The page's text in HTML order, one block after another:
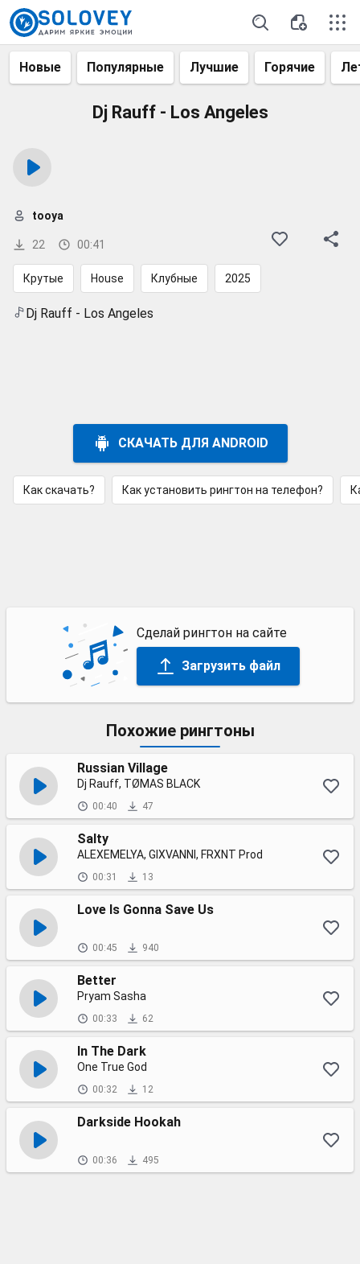
Новые Популярные Лучшие Горячие
Dj Rauff - Los Angeles
22 00:41
tooya
Крутые House Клубные 2025
Dj Rauff - Los Angeles
СКАЧАТЬ ДЛЯ ANDROID
Как скачать? Как установить рингтон на телефон?
Сделай рингтон на сайте
Загрузить файл
Похожие рингтоны
Russian Village
Dj Rauff, TØMAS BLACK
00:40 47
Salty
ALEXEMELYA, GIXVANNI, FRXNT Prod
00:31 13
Love Is Gonna Save Us
00:45 940
Better
Pryam Sasha
00:33 62
In The Dark
One True God
00:32 12
Darkside Hookah
00:36 495